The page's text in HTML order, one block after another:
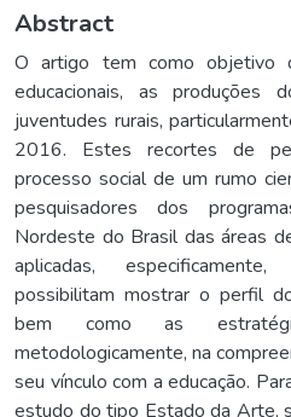
Abstract
O artigo tem como objetivo
educacionais, as produções
juventudes rurais,
2016. Estes recortes de
processo social de um rumo
pesquisadores dos
Nordeste do Brasil das áreas
aplicadas,
possibilitam mostrar o perfil
bem como as
metodologicamente, na
seu vínculo com a educação.
estudo do tipo Estado da Arte,